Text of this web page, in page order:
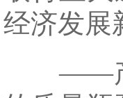
经济发展
——产